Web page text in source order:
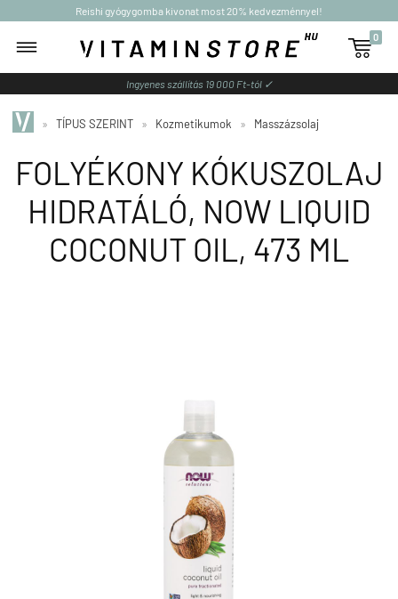
Reishi gyógygomba kivonat most 20% kedvezménnyel!

0
Ingyenes szállítás 19 000 Ft-tól ✓
» TÍPUS SZERINT » Kozmetikumok » Masszázsolaj
FOLYÉKONY KÓKUSZOLAJ
HIDRATÁLÓ, NOW LIQUID
COCONUT OIL, 473 ML